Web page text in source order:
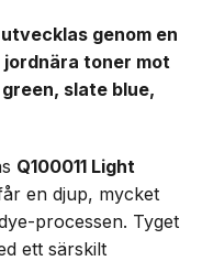
genom en
toner mot
slate blue,
Q100011 Light
en djup, mycket
processen. Tyget
ett särskilt